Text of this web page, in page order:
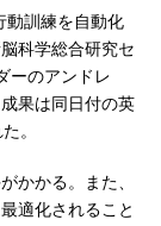
動訓練を自動化
科学総合研究セ
ーのアンドレ
果は同日付の英
。
かかる。また、
適化されること